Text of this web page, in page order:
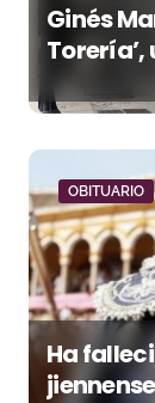
Ginés
toreo
OBITUARIO
Ha